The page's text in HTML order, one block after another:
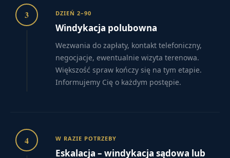
3 DZIEŃ 2–90
Windykacja polubowna
Wezwania do zapłaty, kontakt telefoniczny,
negocjacje, ewentualnie wizyta terenowa.
Większość spraw kończy się na tym etapie.
Informujemy Cię o każdym postępie.
4 W RAZIE POTRZEBY
Eskalacja – windykacja sądowa lub